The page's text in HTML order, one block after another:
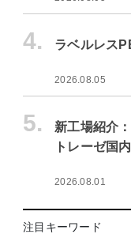
4. ラベルレス
2026.08.05
5.
新工場紹介
トレーゼ国
2026.08.01
注目キーワード